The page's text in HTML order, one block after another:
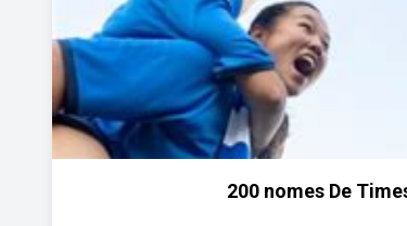
200 nomes De